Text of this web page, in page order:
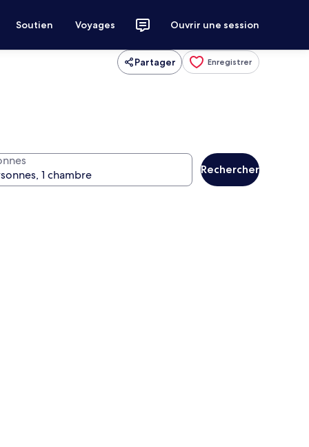
Soutien Voyages Ouvrir une session
Partager Enregistrer
Rechercher